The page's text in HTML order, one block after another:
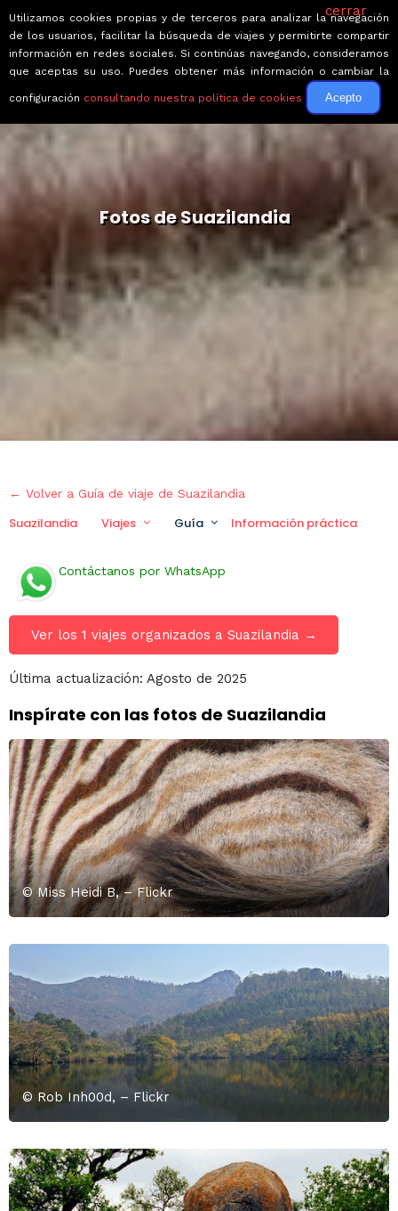
Fotos de Suazilandia
← Volver a Guía de viaje de Suazilandia
Suazilandia Viajes Guía Información práctica
Contáctanos por WhatsApp
Ver los 1 viajes organizados a Suazilandia →
Última actualización: Agosto de 2025
Inspírate con las fotos de Suazilandia
© Miss Heidi B, – Flickr
© Rob Inh00d, – Flickr
cerrar
Utilizamos cookies propias y de terceros para analizar la navegación
de los usuarios, facilitar la búsqueda de viajes y permitirte compartir
información en redes sociales. Si continúas navegando, consideramos
que aceptas su uso. Puedes obtener más información o cambiar la
configuración consultando nuestra política de cookies Acepto